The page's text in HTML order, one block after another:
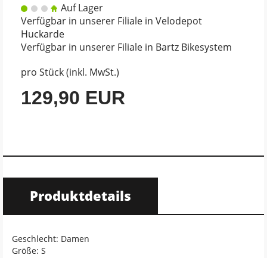
Auf Lager
Verfügbar in unserer Filiale in Velodepot
Huckarde
Verfügbar in unserer Filiale in Bartz Bikesystem
pro Stück (inkl. MwSt.)
129,90 EUR
Produktdetails
Geschlecht: Damen
Größe: S